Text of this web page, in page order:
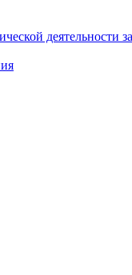
деятельности